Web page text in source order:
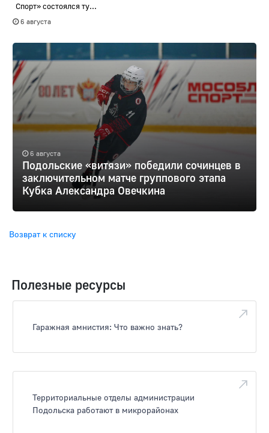
Спорт» состоялся ту...
6 августа
6 августа
Подольские «витязи» победили сочинцев в
заключительном матче группового этапа
Кубка Александра Овечкина
Возврат к списку
Полезные ресурсы
Гаражная амнистия: Что важно знать?
Территориальные отделы администрации
Подольска работают в микрорайонах